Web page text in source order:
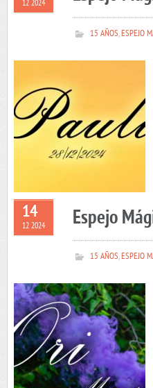
12 2024
15 AÑOS,ESPEJO
14
12 2024 Espejo
15 AÑOS,ESPEJO